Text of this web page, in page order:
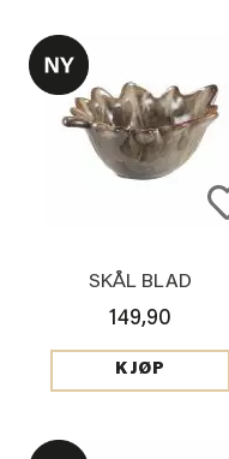
SKÅL BLAD
149,90
KJØP